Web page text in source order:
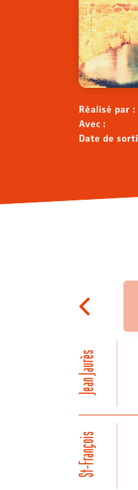
Réalisé par :
Avec :
Date de
Jean Jaurès
St-François